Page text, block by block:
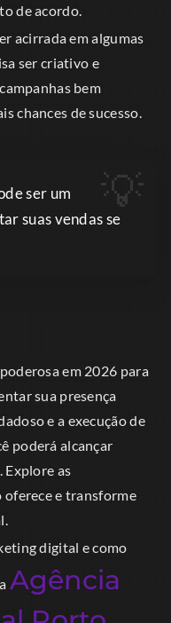
de acordo.
acirrada em algumas
ser criativo e
bem
chances de sucesso.
ser um
suas vendas se
em 2026 para
sua presença
e a execução de
poderá alcançar
as
e transforme
digital e como
Agência